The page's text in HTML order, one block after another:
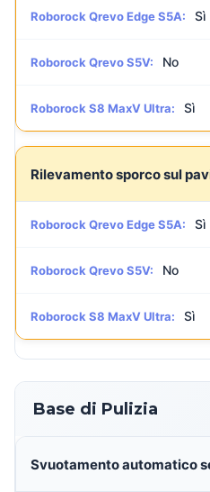
Roborock Qrevo Edge S5A: Sì
Roborock Qrevo S5V: No
Roborock S8 MaxV Ultra: Sì
Rilevamento sporco sul
Roborock Qrevo Edge S5A: Sì
Roborock Qrevo S5V: No
Roborock S8 MaxV Ultra: Sì
Base di Pulizia
Svuotamento automatico